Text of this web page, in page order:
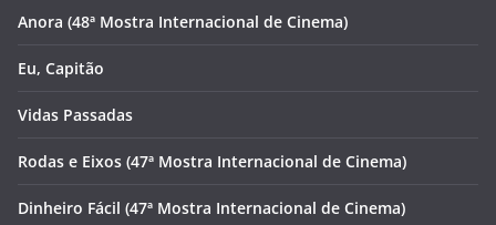
Anora (48ª Mostra Internacional de Cinema)
Eu, Capitão
Vidas Passadas
Rodas e Eixos (47ª Mostra Internacional de Cinema)
Dinheiro Fácil (47ª Mostra Internacional de Cinema)